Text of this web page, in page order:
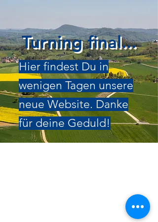
Turning final...
Hier findest Du in
wenigen Tagen unsere
neue Website. Danke
für deine Geduld!